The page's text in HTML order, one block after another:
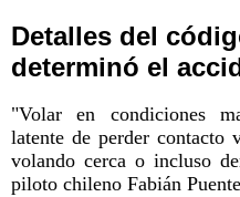
Detalles del
determinó el
"Volar en condiciones
latente de perder contacto
volando cerca o incluso
piloto chileno Fabián